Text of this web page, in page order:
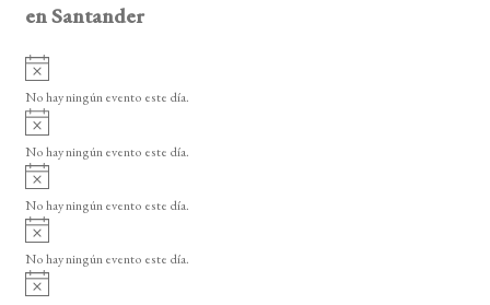
en Santander
A
v
i
o
No hay ningún evento este día.
A
v
i
o
No hay ningún evento este día.
A
v
i
o
No hay ningún evento este día.
A
v
i
No hay ningún evento este día.
A
v